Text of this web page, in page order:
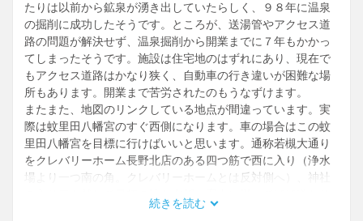
たりは以前から鉱泉が湧き出していたらしく、９８年に温泉
の掘削に成功したそうです。ところが、送湯管やアクセス道
路の問題が解決せず、温泉掘削から開業までに７年もかかっ
てしまったそうです。施設は住宅地のはずれにあり、現在で
もアクセス道路はかなり狭く、自動車の行き違いが困難な場
所もあります。開業まで苦労されたのもうなずけます。
またまた、地図のリンクしている地点が間違っています。実
際は蚊里田八幡宮のすぐ西側になります。車の場合はこの蚊
里田八幡宮を目標に行けばいいと思います。通称若槻大通り
をクレバリーホーム長野北店のある四つ筋で西に入り（浄水
場より一つ南の角。クレバリーホームとは反対側へ）、神社
続きを読む